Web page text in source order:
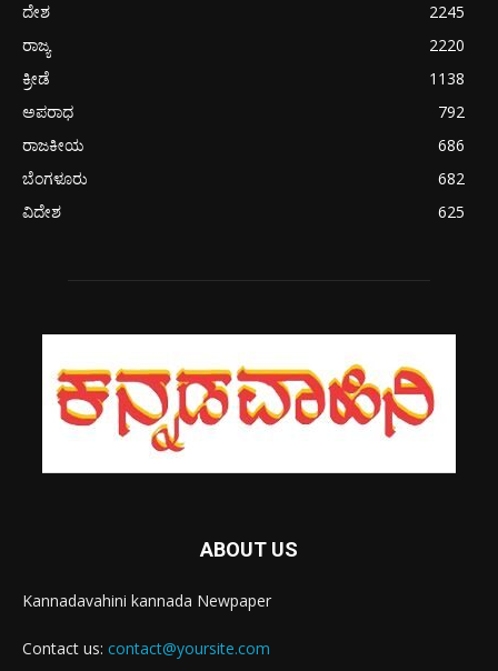
ದೇಶ
2245
ರಾಜ್ಯ
2220
ಕ್ರೀಡೆ
1138
ಅಪರಾಧ
792
ರಾಜಕೀಯ
686
ಬೆಂಗಳೂರು
682
ವಿದೇಶ
625
ABOUT US
Kannadavahini kannada Newpaper
Contact us: contact@yoursite.com